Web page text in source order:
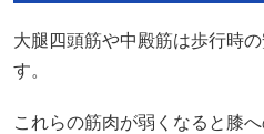
大腿四頭筋や中殿筋は歩行時
す。
これらの筋肉が弱くなると膝